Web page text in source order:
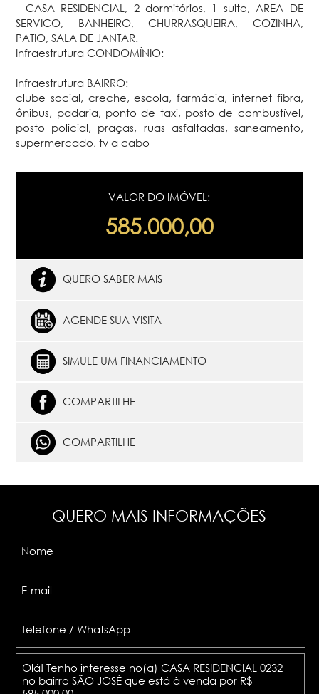
- CASA RESIDENCIAL, 2 dormitórios, 1 suite, AREA DE
SERVICO, BANHEIRO, CHURRASQUEIRA, COZINHA,
PATIO, SALA DE JANTAR.
Infraestrutura CONDOMÍNIO:
Infraestrutura BAIRRO:
clube social, creche, escola, farmácia, internet fibra,
ônibus, padaria, ponto de taxi, posto de combustível,
posto policial, praças, ruas asfaltadas, saneamento,
supermercado, tv a cabo
VALOR DO IMÓVEL:
585.000,00
QUERO SABER MAIS
AGENDE SUA VISITA
SIMULE UM FINANCIAMENTO
COMPARTILHE
COMPARTILHE
QUERO MAIS INFORMAÇÕES